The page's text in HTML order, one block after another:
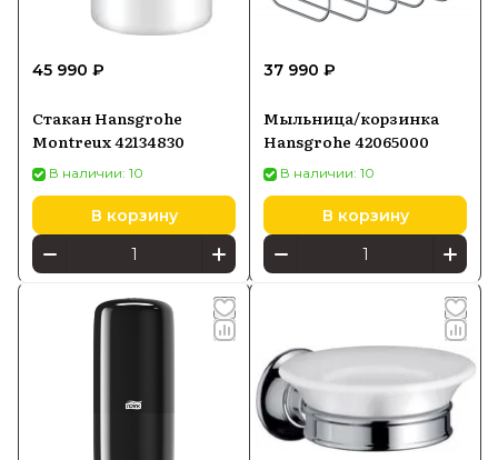
45 990 ₽
Стакан Hansgrohe
Montreux 42134830
В наличии: 10
В корзину
37 990 ₽
Мыльница/корзинка
Hansgrohe 42065000
В наличии: 10
В корзину